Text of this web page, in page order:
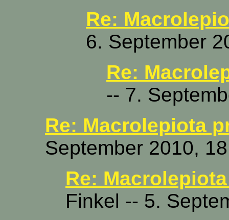
Re:
6. September
Re:
-- 7.
Re: Macrolepiota
September 2010,
Re:
Finkel -- 5.